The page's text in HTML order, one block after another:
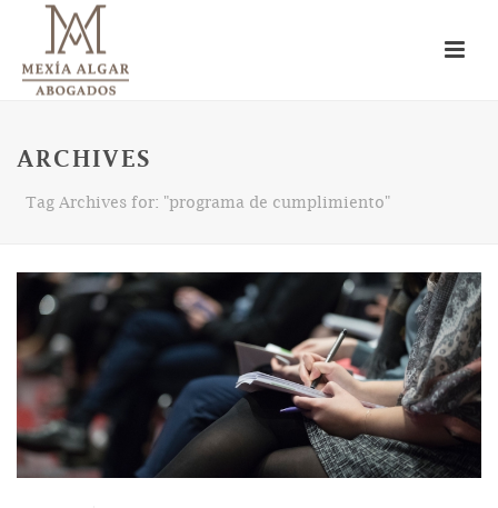
ARCHIVES
Tag Archives for: "programa de cumplimiento"